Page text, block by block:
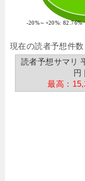
-20%～+20%: 82.76%
現在の読者予想件
読者予想サマリ
円 |
最高：